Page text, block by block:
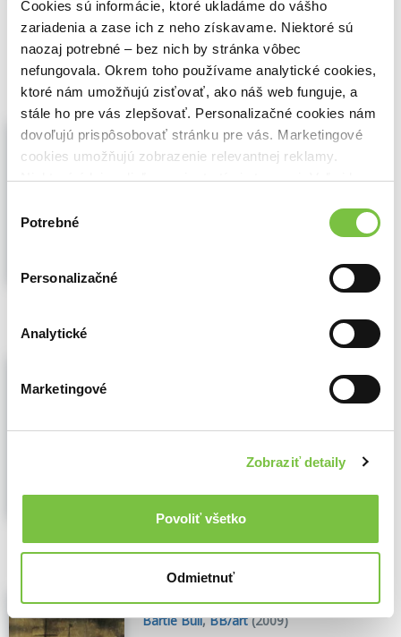
Cookies sú informácie, ktoré ukladáme do vášho
zariadenia a zase ich z neho získavame. Niektoré sú
naozaj potrebné – bez nich by stránka vôbec
nefungovala. Okrem toho používame analytické cookies,
ktoré nám umožňujú zisťovať, ako náš web funguje, a
stále ho pre vás zlepšovať. Personalizačné cookies nám
dovoľujú prispôsobovať stránku pre vás. Marketingové
cookies umožňujú zobrazenie relevantnej reklamy.
Niektoré údaje zdieľame aj s tretími stranami. Veľmi by
cookies.
súhlasu
Potrebné
Personalizačné
Analytické
Marketingové
Zobraziť detaily
Povoliť všetko
Odmietnuť
🌴 Máme na sklade, posielame ihneď.
6,80€
Kavárna na Nilu
Bartle Bull, BB/art
Je otázkou času, kdy i sem dolehne
na počátku 20. století v jednom z
Čínská hvězda
Bartle Bull,BB/art(2009)